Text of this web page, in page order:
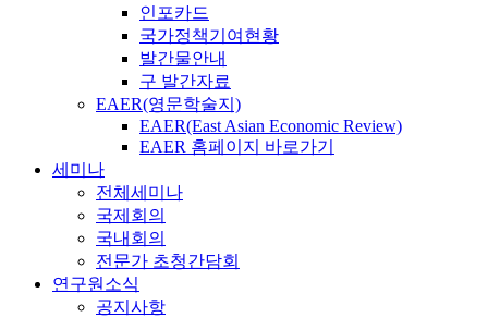
인포카드
국가정책기여현황
발간물안내
구 발간자료
EAER(영문학술지)
EAER(East Asian Economic Review)
EAER 홈페이지 바로가기
세미나
전체세미나
국제회의
국내회의
전문가 초청간담회
연구원소식
공지사항